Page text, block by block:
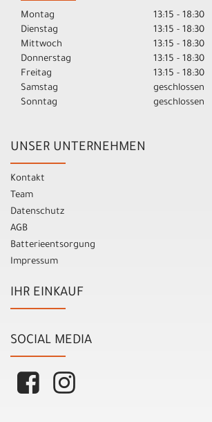
Montag
13:15 - 18:30
Dienstag
13:15 - 18:30
Mittwoch
13:15 - 18:30
Donnerstag
13:15 - 18:30
Freitag
13:15 - 18:30
Samstag
geschlossen
Sonntag
geschlossen
UNSER UNTERNEHMEN
Kontakt
Team
Datenschutz
AGB
Batterieentsorgung
Impressum
IHR EINKAUF
SOCIAL MEDIA